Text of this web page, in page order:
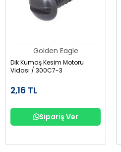
Golden Eagle
Dik Kumaş Kesim Motoru
Vidası / 300C7-3
2,16 TL
Sipariş Ver